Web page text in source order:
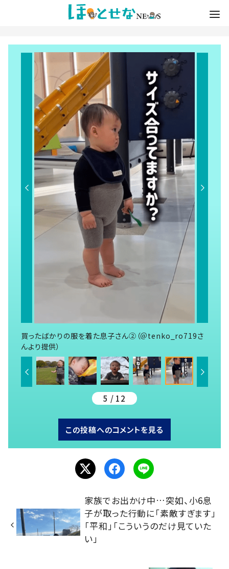
買ったばかりの服を着た息子さん②（＠tenko_ro719さ
んより提供）
5 / 12
この投稿へのコメントを見る
家族でお出かけ中…突如、小6息
子が取った行動に「素敵すぎます」
「平和」「こういうのだけ見ていた
い」